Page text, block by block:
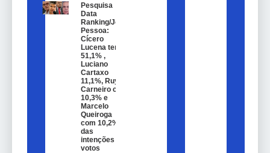
Pesquisa
Data
Ranking/João
Pessoa:
Cícero
Lucena tem
51,1% ,
Luciano
Cartaxo
11,1%, Ruy
Carneiro com
10,3% e
Marcelo
Queiroga
com 10,2%
das
intenções de
votos